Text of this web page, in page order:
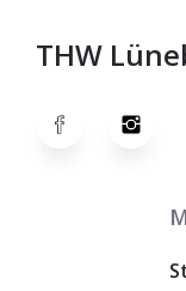
THW